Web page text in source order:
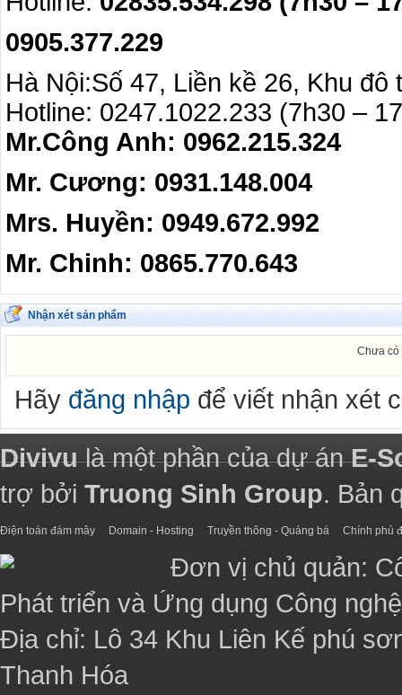
0905.377.229
Hà Nội:Số 47, Liền kề 26, Khu
Hotline: 0247.1022.233 (7h30 –
Mr.Công Anh:
Mr. Cương: 0931.148.004
Mrs. Huyền: 0949.672.992
Mr. Chinh: 0865.770.643
Nhận xét sản phẩm
Chưa có
Hãy đăng nhập để viết nhận xét
Divivulà một phần của dự ánE-
trợ bởi Truong Sinh Group. Bản
Điện toán đám mây Domain - Hosting Truyền thông - Quảng bá Chính phủ
Đơn vị chủ quản:
Phát triển và Ứng dụng Công
Địa chỉ: Lô 34 Khu Liên Kế phú
Thanh Hóa